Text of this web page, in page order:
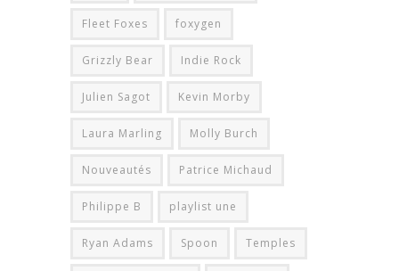
Fleet Foxes foxygen
Grizzly Bear Indie Rock
Julien Sagot Kevin Morby
Laura Marling Molly Burch
Nouveautés Patrice Michaud
Philippe B playlist une
Ryan Adams Spoon Temples